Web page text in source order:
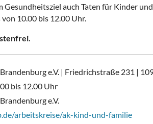
Gesundheitsziel auch Taten für Kinder
10.00 bis 12.00 Uhr.
e.V. | Friedrichstraße 231 |
bis 12.00 Uhr
e.V.
arbeitskreise/ak-kind-und-familie